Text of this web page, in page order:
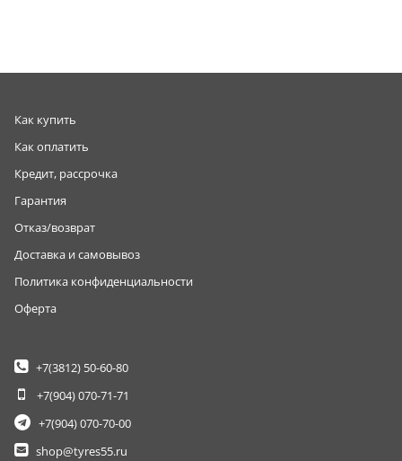
Как купить
Как оплатить
Кредит, рассрочка
Гарантия
Отказ/возврат
Доставка и самовывоз
Политика конфиденциальности
Оферта
+7(3812) 50-60-80
+7(904)070-71-71
+7(904)070-70-00
shop@tyres55.ru